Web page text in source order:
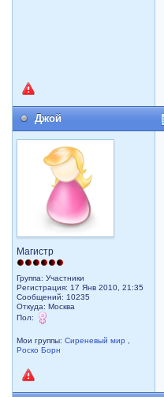
Джой
Магистр
Группа: Участники
Регистрация: 17 Янв 2010, 21:35
Сообщений: 10235
Откуда: Москва
Пол:
Мои группы:Сиреневый мир ,
Роско Борн